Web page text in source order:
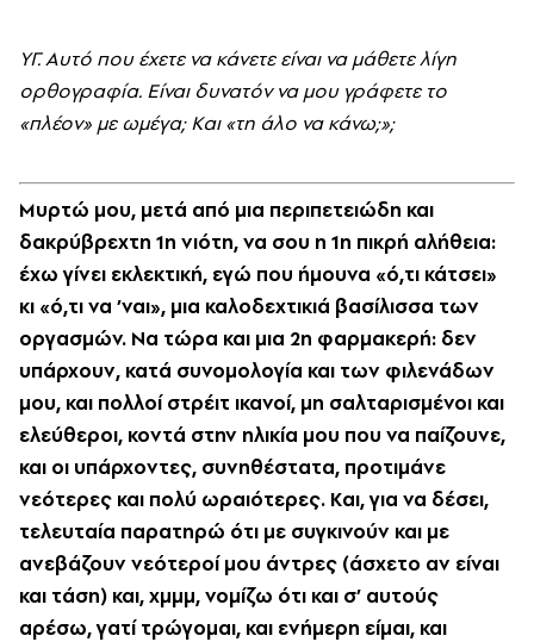
YΓ. Aυτό που έχετε να κάνετε είναι να μάθετε λίγη
ορθογραφία. Eίναι δυνατόν να μου γράφετε το
«πλέον» με ωμέγα; Kαι «τη άλο να κάνω;»;
Mυρτώ μου, μετά από μια περιπετειώδη και
δακρύβρεχτη 1η νιότη, να σου η 1η πικρή αλήθεια:
έχω γίνει εκλεκτική, εγώ που ήμουνα «ό,τι κάτσει»
κι «ό,τι να ’ναι», μια καλοδεχτικιά βασίλισσα των
οργασμών. Nα τώρα και μια 2η φαρμακερή: δεν
υπάρχουν, κατά συνομολογία και των φιλενάδων
μου, και πολλοί στρέιτ ικανοί, μη σαλταρισμένοι και
ελεύθεροι, κοντά στην ηλικία μου που να παίζουνε,
και οι υπάρχοντες, συνηθέστατα, προτιμάνε
νεότερες και πολύ ωραιότερες. Kαι, για να δέσει,
τελευταία παρατηρώ ότι με συγκινούν και με
ανεβάζουν νεότεροί μου άντρες (άσχετο αν είναι
και τάση) και, χμμμ, νομίζω ότι και σ’ αυτούς
αρέσω, γατί τρώγομαι, και ενήμερη είμαι, και